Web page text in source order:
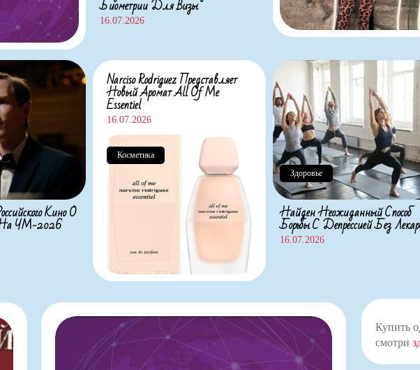
Биометрии Для Визы
16.07.2026
Кино О
На ЧМ-2026
Narciso Rodriguez Представляет
Новый Аромат All Of Me
Essentiel
16.07.2026
Косметика
Здоровье
Найден Неожиданный Способ
Борьбы С Депрессией Без
16.07.2026
Купить
смотри